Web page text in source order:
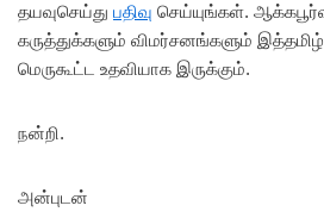
தயவுசெய்து பதிவு செய்யுங்கள்.
கருத்துக்களும் விமர்சனங்களும்
மெருகூட்ட உதவியாக இருக்கும்.
நன்றி.
அன்புடன்